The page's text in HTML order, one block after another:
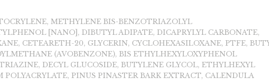
METHYLENE BIS-BENZOTRIAZOLYL
[NANO], DIBUTYL ADIPATE, DICAPRYLYL CARBONATE,
CETEARETH-20, GLYCERIN, CYCLOHEXASILOXANE, PTFE,
(AVOBENZONE), BIS ETHYLHEXYLOXYPHENOL
DECYL GLUCOSIDE, BUTYLENE GLYCOL, ETHYLHEXYL
PINUS PINASTER BARK EXTRACT, CALENDULA